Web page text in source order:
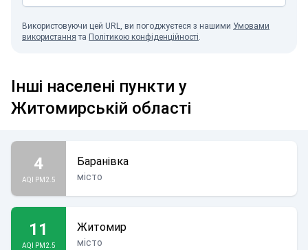
Використовуючи цей URL, ви погоджуєтеся з нашими Умовами
використання та Політикою конфіденційності.
Інші населені пункти у
Житомирській області
4
AQI PM2.5
Баранівка
місто
11
AQI PM2.5
Житомир
місто